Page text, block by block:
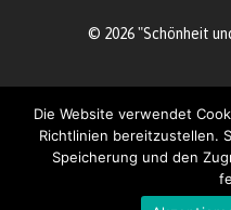
© 2026 "Schönheit
Die Website verwendet
Richtlinien bereitzustellen.
Speicherung und den